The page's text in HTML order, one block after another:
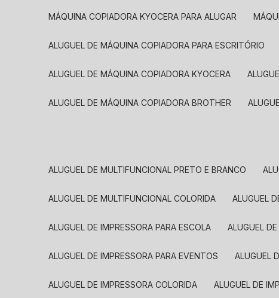
MÁQUINA COPIADORA KYOCERA PARA ALUGAR
ALUGUEL DE MÁQUINA COPIADORA PARA ESCRITÓRIO
ALUGUEL DE MÁQUINA COPIADORA KYOCERA
ALUGUEL DE MÁQUINA COPIADORA BROTHER
ALUGUEL DE MULTIFUNCIONAL PRETO E BRANCO
ALUGUEL DE MULTIFUNCIONAL COLORIDA ALUGUEL
ALUGUEL DE IMPRESSORA PARA ESCOLA ALUGUEL
ALUGUEL DE IMPRESSORA PARA EVENTOS ALUGUEL
ALUGUEL DE IMPRESSORA COLORIDA ALUGUEL DE